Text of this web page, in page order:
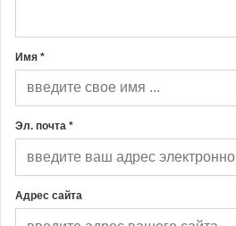
Имя *
Эл. почта *
Адрес сайта